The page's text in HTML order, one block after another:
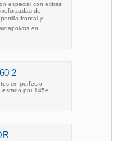
especial con extras
reforzadas de
frontal y
en
2
en perfecto
estado por 145e